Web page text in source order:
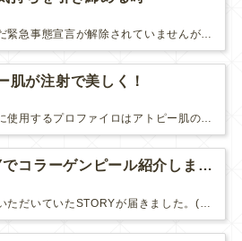
東京はまだ緊急事態宣言が解除されていませんが、街に少し、人が戻って来た感があります。コロナ対策を専門にされている患者様から仰い…
肌が注射で美しく！
肌育治療に使用するプロファイロはアトピー肌の症状改善にもとても有効です。アトピーに悩まれていらっしゃったモニターさまの変化をご紹介…
STORYでコラーゲンピール紹介しました